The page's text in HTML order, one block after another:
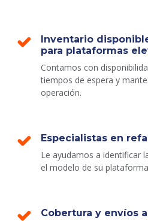
Inventario
para plataformas
Contamos con
tiempos de espera y
operación.
Especialistas en
Le ayudamos a identificar
el modelo de su
Cobertura y envíos